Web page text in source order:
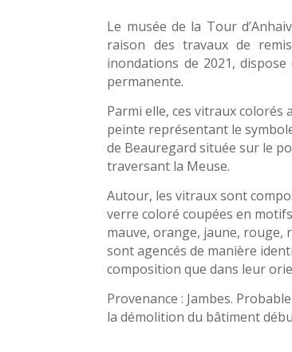
Le musée de la Tour
raison des travaux de
inondations de 2021, dispose
permanente.
Parmi elle, ces vitraux colorés
peinte représentant le
de Beauregard située sur le
traversant la Meuse.
Autour, les vitraux sont
verre coloré coupées en
mauve, orange, jaune, rouge,
sont agencés de manière
composition que dans leur
Provenance : Jambes.
la démolition du bâtiment